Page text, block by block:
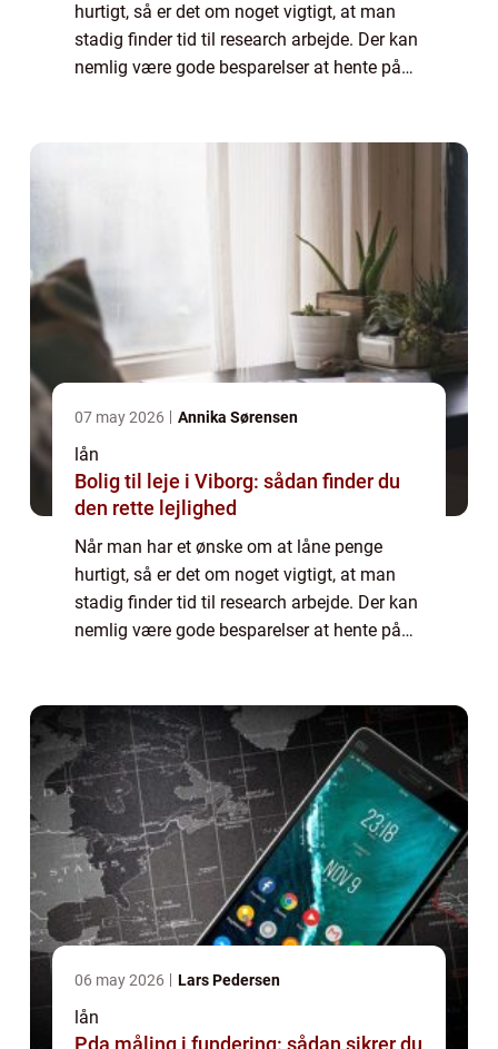
hurtigt, så er det om noget vigtigt, at man
stadig finder tid til research arbejde. Der kan
nemlig være gode besparelser at hente på
07 may 2026 Annika Sørensen
lån
Bolig til leje i Viborg: sådan finder du
den rette lejlighed
Når man har et ønske om at låne penge
hurtigt, så er det om noget vigtigt, at man
stadig finder tid til research arbejde. Der kan
nemlig være gode besparelser at hente på
06 may 2026 Lars Pedersen
lån
Pda måling i fundering: sådan sikrer du